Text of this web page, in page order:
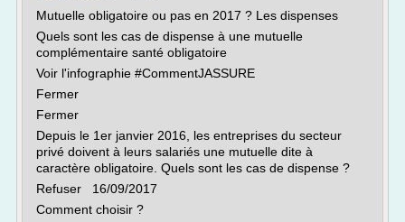
Mutuelle obligatoire ou pas en 2017 ? Les dispenses
Quels sont les cas de dispense à une mutuelle
complémentaire santé obligatoire
Voir l'infographie #CommentJASSURE
Fermer
Fermer
Depuis le 1er janvier 2016, les entreprises du secteur
privé doivent à leurs salariés une mutuelle dite à
caractère obligatoire. Quels sont les cas de dispense ?
Refuser 16/09/2017
Comment choisir ?